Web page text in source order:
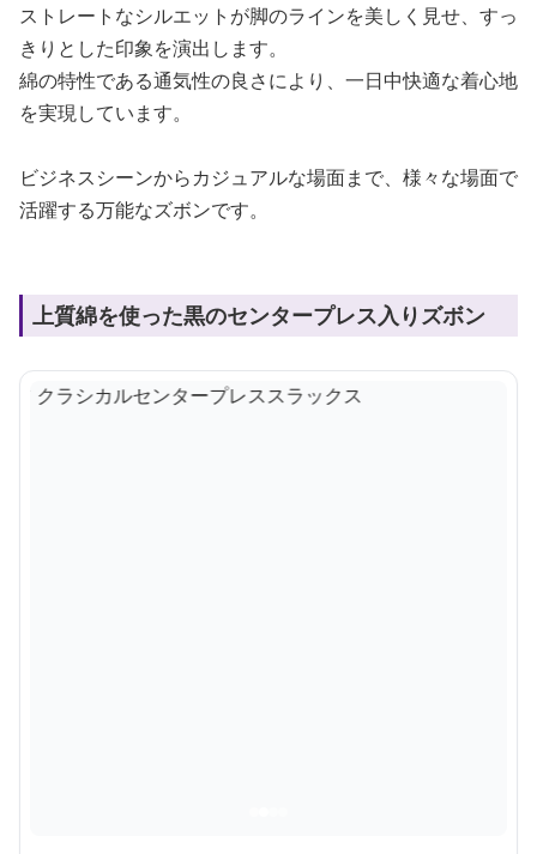
ストレートなシルエットが脚のラインを美しく見せ、すっ
きりとした印象を演出します。
綿の特性である通気性の良さにより、一日中快適な着心地
を実現しています。
ビジネスシーンからカジュアルな場面まで、様々な場面で
活躍する万能なズボンです。
上質綿を使った黒のセンタープレス入りズボン